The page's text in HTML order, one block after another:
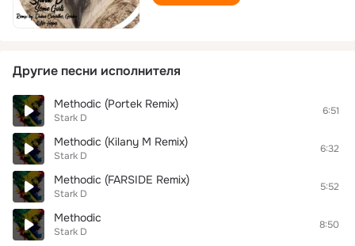
Другие песни исполнителя
Methodic (Portek Remix)
Stark D
6:51
Methodic (Kilany M Remix)
Stark D
6:32
Methodic (FARSIDE Remix)
Stark D
5:52
Methodic
Stark D
8:50